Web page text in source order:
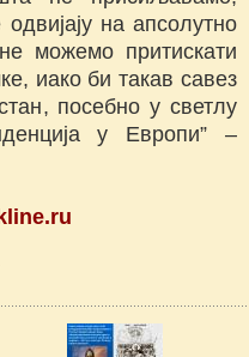
одвијају на апсолутно
можемо притискати
иако би такав савез
посебно у светлу
у Европи” –